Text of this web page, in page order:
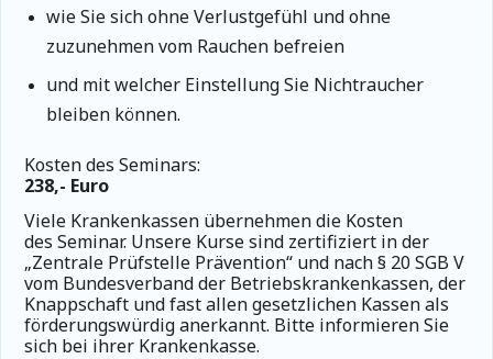
wie Sie sich ohne Verlustgefühl und ohne
zuzunehmen vom Rauchen befreien
und mit welcher Einstellung Sie Nichtraucher
bleiben können.
Kosten des Seminars:
238,- Euro
Viele Krankenkassen übernehmen die Kosten
des Seminar. Unsere Kurse sind zertifiziert in der
„Zentrale Prüfstelle Prävention“ und nach § 20 SGB V
vom Bundesverband der Betriebskrankenkassen, der
Knappschaft und fast allen gesetzlichen Kassen als
förderungswürdig anerkannt. Bitte informieren Sie
sich bei ihrer Krankenkasse.